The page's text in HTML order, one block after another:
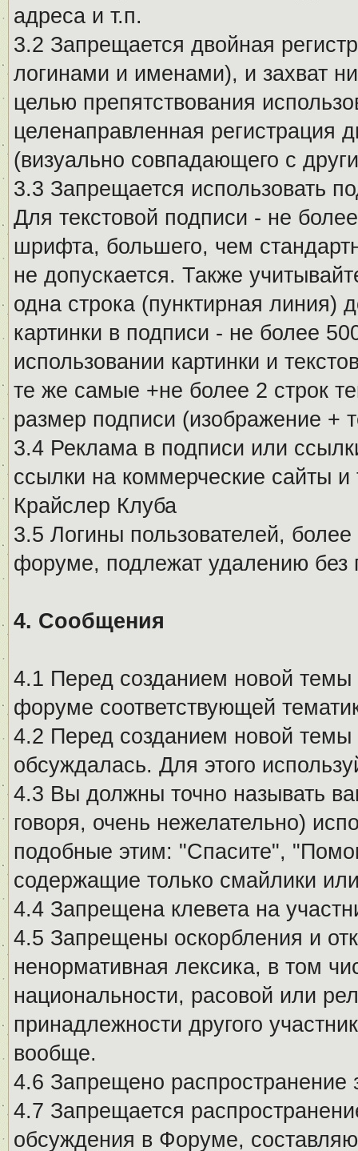
адреса и т.п.
3.2 Запрещается двойная
логинами и именами), и захват
целью препятствования
целенаправленная регистрация
(визуально совпадающего с
3.3 Запрещается использовать
Для текстовой подписи - не
шрифта, большего, чем
не допускается. Также
одна строка (пунктирная линия)
картинки в подписи - не более
использовании картинки и
те же самые +не более 2 строк
размер подписи (изображение +
3.4 Реклама в подписи или
ссылки на коммерческие сайты
Крайслер Клуба
3.5 Логины пользователей,
форуме, подлежат удалению без
4. Сообщения
4.1 Перед созданием новой темы
форуме соответствующей
4.2 Перед созданием новой
обсуждалась. Для этого
4.3 Вы должны точно называть
говоря, очень нежелательно)
подобные этим: "Спасите",
содержащие только смайлики
4.4 Запрещена клевета на
4.5 Запрещены оскорбления и
ненормативная лексика, в том
национальности, расовой или
принадлежности другого
вообще.
4.6 Запрещено
4.7 Запрещается
обсуждения в Форуме,